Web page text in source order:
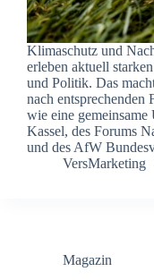
Klimaschutz und
erleben aktuell
und Politik. Das
nach entsprechenden
wie eine
Kassel, des Forums
und des AfW
VersMarketing
Magazin